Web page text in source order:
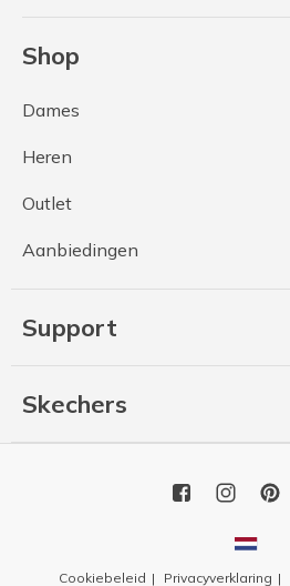
Shop
Dames
Heren
Outlet
Aanbiedingen
Support
Skechers
Cookiebeleid Privacyverklaring